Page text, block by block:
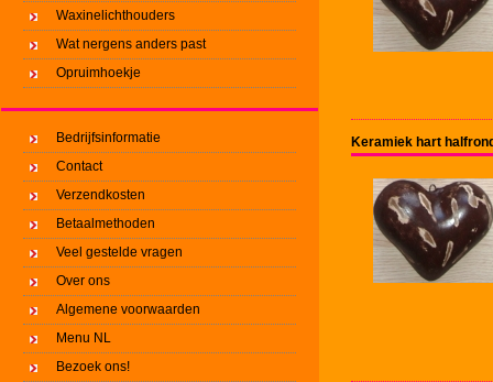
Waxinelichthouders
Wat nergens anders past
Opruimhoekje
Bedrijfsinformatie
Contact
Verzendkosten
Betaalmethoden
Veel gestelde vragen
Over ons
Algemene voorwaarden
Menu NL
Bezoek ons!
Keramiek hart